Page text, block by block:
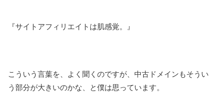
『サイトアフィリエイトは肌感覚。』
こういう言葉を、よく聞くのですが、中古ドメインもそうい
う部分が大きいのかな、と僕は思っています。